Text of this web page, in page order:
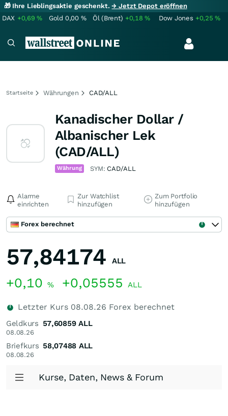
🎁 Ihre Lieblingsaktie geschenkt.→ Jetzt Depot eröffnen
DAX +0,69% Gold 0,00 % Öl (Brent) +0,18% Dow Jones +0,25%
Startseite Währungen CAD/ALL
Kanadischer Dollar /
Albanischer Lek
(CAD/ALL)
Währung SYM: CAD/ALL
Alarme
einrichten
Zur Watchlist
hinzufügen
Zum Portfolio
hinzufügen
Forex berechnet
57,84174 ALL
+0,10 % +0,05555 ALL
Letzter Kurs 08.08.26 Forex berechnet
Geldkurs
08.08.26
57,60859 ALL
Briefkurs
08.08.26
58,07488 ALL
Kurse, Daten, News & Forum